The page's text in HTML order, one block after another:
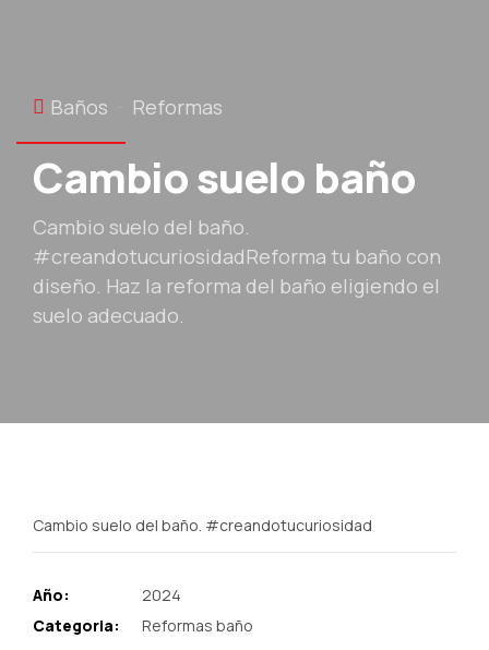
Baños Reformas
Cambio suelo baño
Cambio suelo del baño.
#creandotucuriosidadReforma tu baño con
diseño. Haz la reforma del baño eligiendo el
suelo adecuado.
Cambio suelo del baño. #creandotucuriosidad
Año:
2024
Categoria:
Reformas baño